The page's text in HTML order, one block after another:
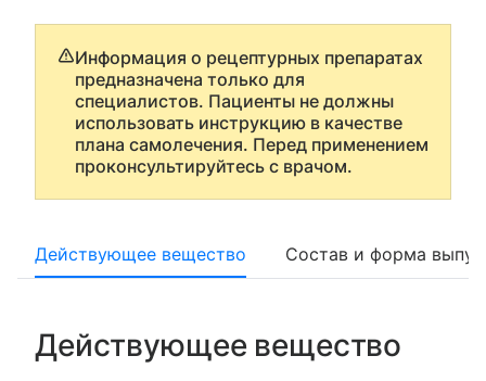
Информация о рецептурных препаратах
предназначена только для
специалистов. Пациенты не должны
использовать инструкцию в качестве
плана самолечения. Перед применением
проконсультируйтесь с врачом.
Действующее вещество Состав и форма
Действующее вещество